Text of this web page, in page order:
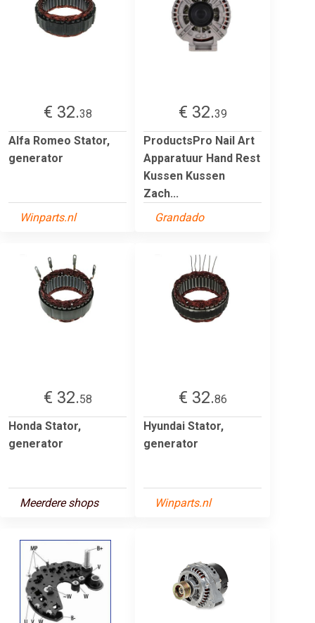
€ 32.38
Alfa Romeo Stator,
generator
Winparts.nl
€ 32.39
ProductsPro Nail Art
Apparatuur Hand Rest
Kussen Kussen
Zach...
Grandado
€ 32.58
Honda Stator,
generator
Meerdere shops
€ 32.86
Hyundai Stator,
generator
Winparts.nl